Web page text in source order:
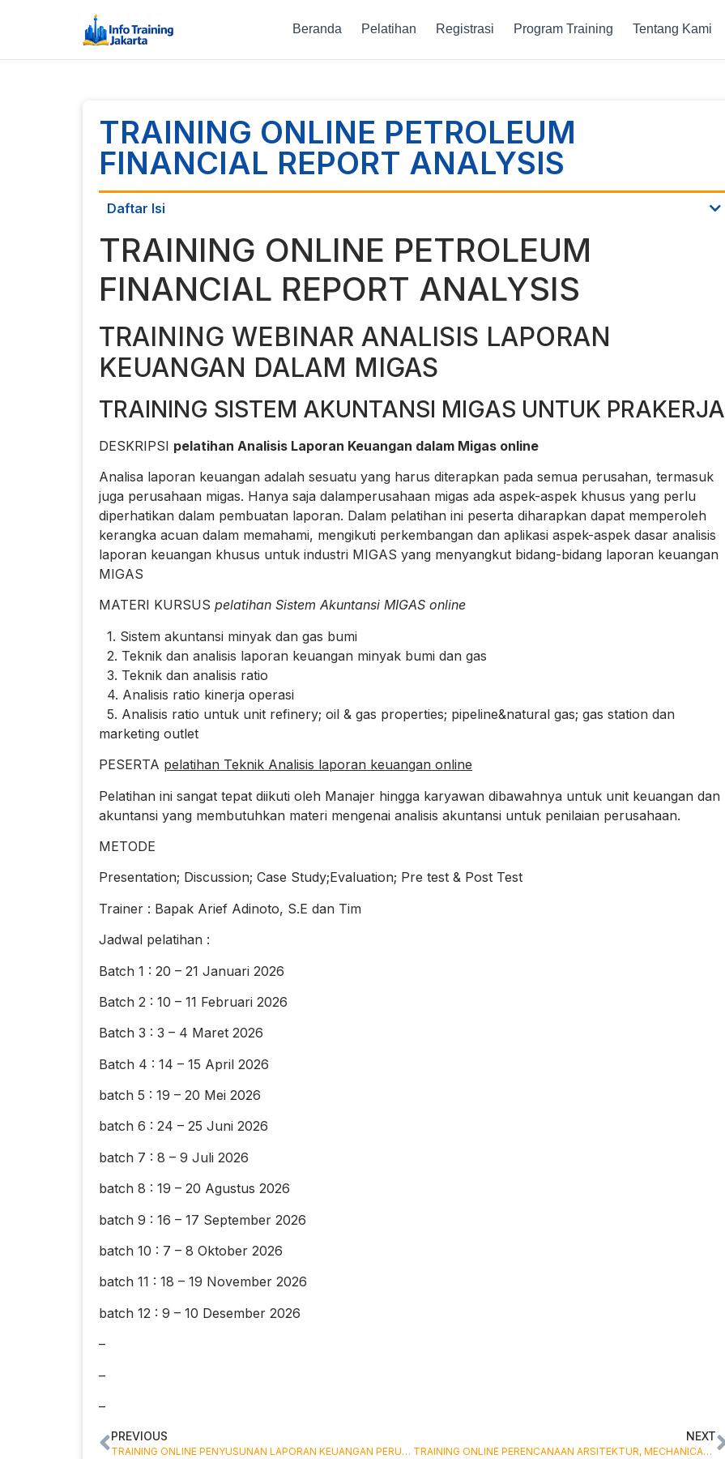
Beranda Pelatihan Registrasi Program Training Tentang Kami
TRAINING ONLINE PETROLEUM
FINANCIAL REPORT ANALYSIS
Daftar Isi
TRAINING ONLINE PETROLEUM
FINANCIAL REPORT ANALYSIS
TRAINING WEBINAR ANALISIS LAPORAN
KEUANGAN DALAM MIGAS
TRAINING SISTEM AKUNTANSI MIGAS UNTUK PRAKERJA
DESKRIPSI pelatihan Analisis Laporan Keuangan dalam Migas online
Analisa laporan keuangan adalah sesuatu yang harus diterapkan pada semua perusahan, termasuk
juga perusahaan migas. Hanya saja dalamperusahaan migas ada aspek-aspek khusus yang perlu
diperhatikan dalam pembuatan laporan. Dalam pelatihan ini peserta diharapkan dapat memperoleh
kerangka acuan dalam memahami, mengikuti perkembangan dan aplikasi aspek-aspek dasar analisis
laporan keuangan khusus untuk industri MIGAS yang menyangkut bidang-bidang laporan keuangan
MIGAS
MATERI KURSUS pelatihan Sistem Akuntansi MIGAS online
1. Sistem akuntansi minyak dan gas bumi
2. Teknik dan analisis laporan keuangan minyak bumi dan gas
3. Teknik dan analisis ratio
4. Analisis ratio kinerja operasi
5. Analisis ratio untuk unit refinery; oil & gas properties; pipeline&natural gas; gas station dan
marketing outlet
PESERTA pelatihan Teknik Analisis laporan keuangan online
Pelatihan ini sangat tepat diikuti oleh Manajer hingga karyawan dibawahnya untuk unit keuangan dan
akuntansi yang membutuhkan materi mengenai analisis akuntansi untuk penilaian perusahaan.
METODE
Presentation; Discussion; Case Study;Evaluation; Pre test & Post Test
Trainer : Bapak Arief Adinoto, S.E dan Tim
Jadwal pelatihan :
Batch 1 : 20 – 21 Januari 2026
Batch 2 : 10 – 11 Februari 2026
Batch 3 : 3 – 4 Maret 2026
Batch 4 : 14 – 15 April 2026
batch 5 : 19 – 20 Mei 2026
batch 6 : 24 – 25 Juni 2026
batch 7 : 8 – 9 Juli 2026
batch 8 : 19 – 20 Agustus 2026
batch 9 : 16 – 17 September 2026
batch 10 : 7 – 8 Oktober 2026
batch 11 : 18 – 19 November 2026
batch 12 : 9 – 10 Desember 2026
–
–
–
PREVIOUS
TRAINING ONLINE PENYUSUNAN LAPORAN KEUANGAN PERUSAHAAN PERTAMBANGAN – BERBASIS PSAK & IFRS DAN PERPAJAKAN TERKINI
NEXT
TRAINING ONLINE PERENCANAAN ARSITEKTUR, MECHANICALM ELECTRICAL, PENGANGGARAN DAN PEMELIHARAAN GEDUNG